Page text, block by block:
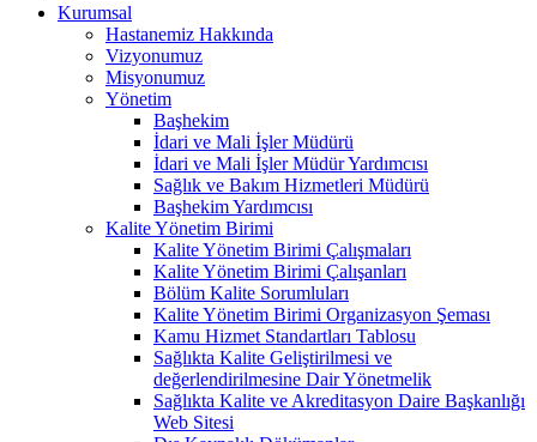
Kurumsal
Hastanemiz Hakkında
Vizyonumuz
Misyonumuz
Yönetim
Başhekim
İdari ve Mali İşler Müdürü
İdari ve Mali İşler Müdür Yardımcısı
Sağlık ve Bakım Hizmetleri Müdürü
Başhekim Yardımcısı
Kalite Yönetim Birimi
Kalite Yönetim Birimi Çalışmaları
Kalite Yönetim Birimi Çalışanları
Bölüm Kalite Sorumluları
Kalite Yönetim Birimi Organizasyon Şeması
Kamu Hizmet Standartları Tablosu
Sağlıkta Kalite Geliştirilmesi ve
değerlendirilmesine Dair Yönetmelik
Sağlıkta Kalite ve Akreditasyon Daire Başkanlığı
Web Sitesi